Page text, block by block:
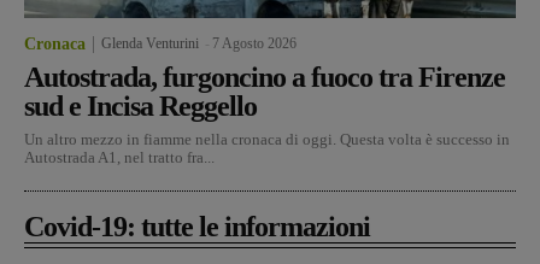
Cronaca Glenda Venturini 7 Agosto 2026
Autostrada, furgoncino a fuoco tra Firenze
sud e Incisa Reggello
Un altro mezzo in fiamme nella cronaca di oggi. Questa volta è successo in
Autostrada A1, nel tratto fra...
Covid-19: tutte le informazioni